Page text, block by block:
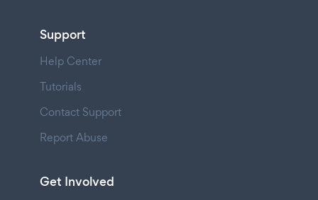
Support
Help Center
Tutorials
Contact Support
Report Abuse
Get Involved